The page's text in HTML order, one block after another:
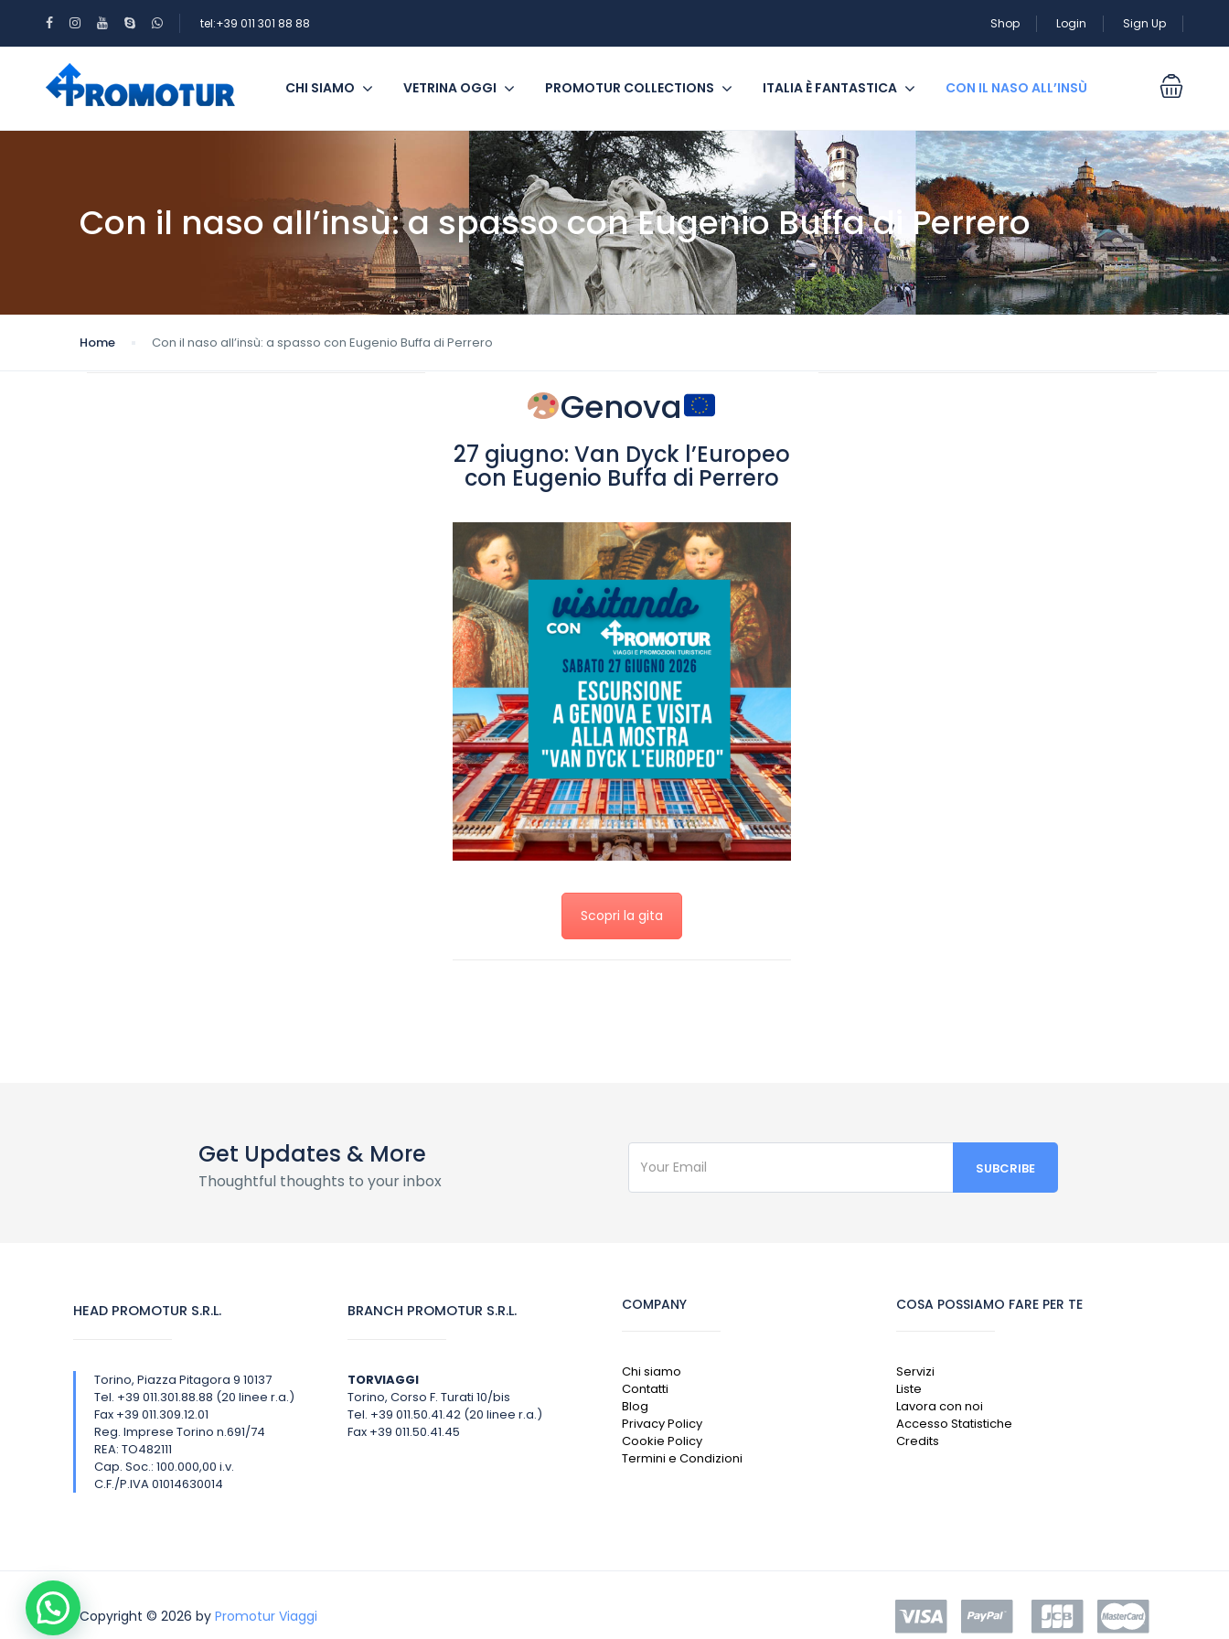
tel:+39 011 301 88 88 Shop Login Sign Up
CHI SIAMO VETRINA OGGI PROMOTUR COLLECTIONS ITALIA È FANTASTICA CON IL NASO ALL’INSÙ
Con il naso all’insù: a spasso con Eugenio Buffa di Perrero
Home Con il naso all’insù: a spasso con Eugenio Buffa di Perrero
Genova
27 giugno: Van Dyck l’Europeo
con Eugenio Buffa di Perrero
Scopri la gita
Get Updates & More
Thoughtful thoughts to your inbox
HEAD PROMOTUR S.R.L.
Torino, Piazza Pitagora 9 10137
Tel. +39 011.301.88.88 (20 linee r.a.)
Fax +39 011.309.12.01
Reg. Imprese Torino n.691/74
REA: TO482111
Cap. Soc.: 100.000,00 i.v.
C.F./P.IVA 01014630014
BRANCH PROMOTUR S.R.L.
TORVIAGGI
Torino, Corso F. Turati 10/bis
Tel. +39 011.50.41.42 (20 linee r.a.)
Fax +39 011.50.41.45
COMPANY
Chi siamo
Contatti
Blog
Privacy Policy
Cookie Policy
Termini e Condizioni
COSA POSSIAMO FARE PER TE
Servizi
Liste
Lavora con noi
Accesso Statistiche
Credits
Copyright © 2026 by Promotur Viaggi